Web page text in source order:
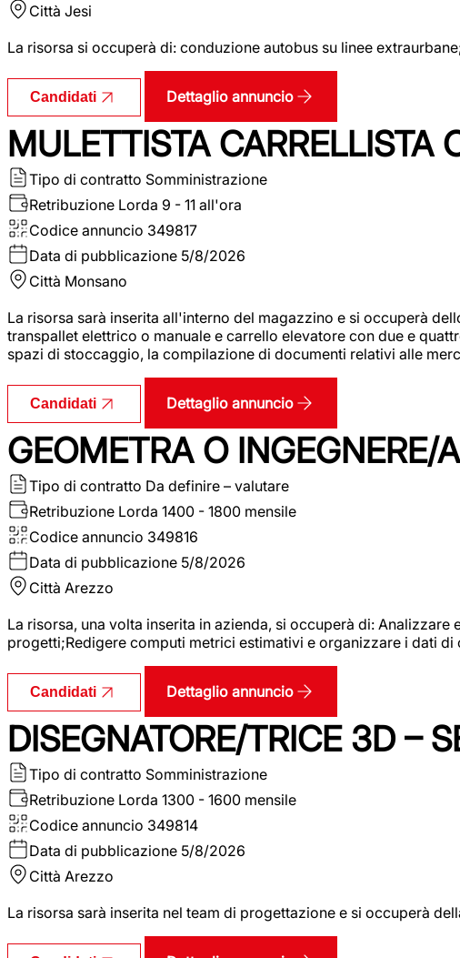
Città Jesi
La risorsa si occuperà di: conduzione autobus su linee
Candidati Dettaglio annuncio
MULETTISTA CARRELLISTA
Tipo di contratto Somministrazione
Retribuzione Lorda 9 - 11 all'ora
Codice annuncio 349817
Data di pubblicazione 5/8/2026
Città Monsano
La risorsa sarà inserita all'interno del magazzino e si occuperà
transpallet elettrico o manuale e carrello elevatore con due e
spazi di stoccaggio, la compilazione di documenti relativi alle
Candidati Dettaglio annuncio
GEOMETRA O INGEGNERE/
Tipo di contratto Da definire – valutare
Retribuzione Lorda 1400 - 1800 mensile
Codice annuncio 349816
Data di pubblicazione 5/8/2026
Città Arezzo
La risorsa, una volta inserita in azienda, si occuperà di:
progetti;Redigere computi metrici estimativi e organizzare i dati
Candidati Dettaglio annuncio
DISEGNATORE/TRICE 3D –
Tipo di contratto Somministrazione
Retribuzione Lorda 1300 - 1600 mensile
Codice annuncio 349814
Data di pubblicazione 5/8/2026
Città Arezzo
La risorsa sarà inserita nel team di progettazione e si occuperà